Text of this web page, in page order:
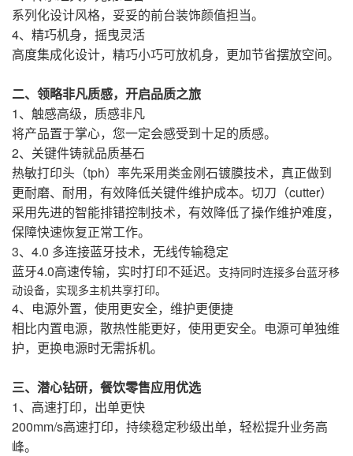
系列化设计风格，妥妥的前台装饰颜值担当。
4、精巧机身，摇曳灵活
高度集成化设计，精巧小巧可放机身，更加节省摆放空间。
二、领略非凡质感，开启品质之旅
1、触感高级，质感非凡
将产品置于掌心，您一定会感受到十足的质感。
2、关键件铸就品质基石
热敏打印头（tph）率先采用类金刚石镀膜技术，真正做到
更耐磨、耐用，有效降低关键件维护成本。切刀（cutter）
采用先进的智能排错控制技术，有效降低了操作维护难度，
保障快速恢复正常工作。
3、4.0 多连接蓝牙技术，无线传输稳定
蓝牙4.0高速传输，实时打印不延迟。 支持同时连接多台蓝牙移
动设备，实现多主机共享打印。
4、电源外置，使用更安全，维护更便捷
相比内置电源，散热性能更好，使用更安全。电源可单独维
护，更换电源时无需拆机。
三、潜心钻研，餐饮零售应用优选
1、高速打印，出单更快
200mm/s高速打印，持续稳定秒级出单，轻松提升业务高
峰。